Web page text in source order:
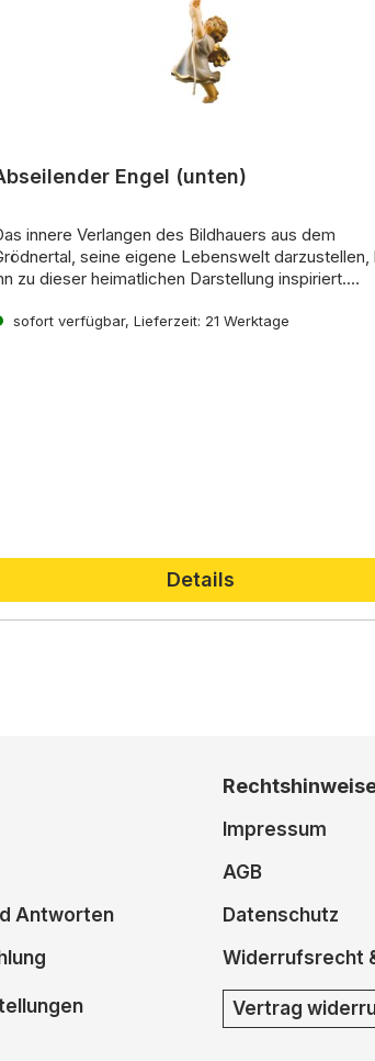
Engel (unten)
innere Verlangen des Bildhauers aus dem
seine eigene Lebenswelt darzustellen,
zu dieser heimatlichen Darstellung inspiriert.
Krippenfiguren aus Holz erhalten
sofort verfügbar, Lieferzeit: 21 Werktage
Details
Antworten
Impressum
AGB
Datenschutz
Widerrufsrecht
Vertrag